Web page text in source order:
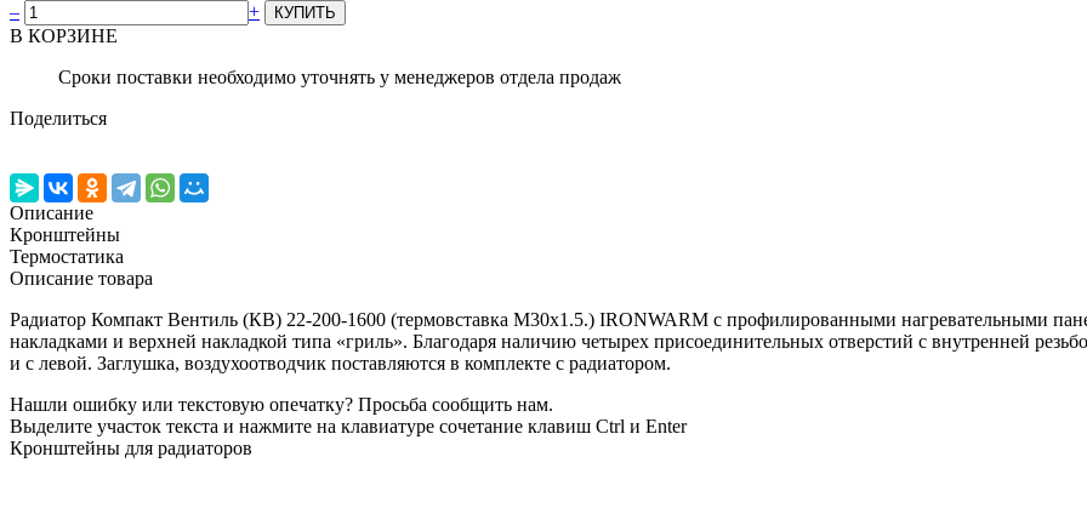
–
+
В КОРЗИНЕ
Сроки поставки необходимо уточнять у менеджеров отдела продаж
Поделиться
Описание
Кронштейны
Термостатика
Описание товара
Радиатор Компакт Вентиль (КВ) 22-200-1600 (термовставка М30х1.5.) IRONWARM с профилированными нагревательными
накладками и верхней накладкой типа «гриль». Благодаря наличию четырех присоединительных отверстий с внутренней
и с левой. Заглушка, воздухоотводчик поставляются в комплекте с радиатором.
Нашли ошибку или текстовую опечатку? Просьба сообщить нам.
Выделите участок текста и нажмите на клавиатуре сочетание клавиш Ctrl и Enter
Кронштейны для радиаторов